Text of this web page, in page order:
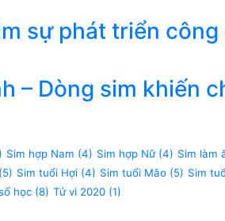
sự phát triển công
– Dòng sim khiến
Sim hợp Nam (4) Sim hợp Nữ(4) Sim làm
(5) Sim tuổi Hợi (4) Sim tuổi Mão (5) Sim
học (8) Tử vi 2020 (1)